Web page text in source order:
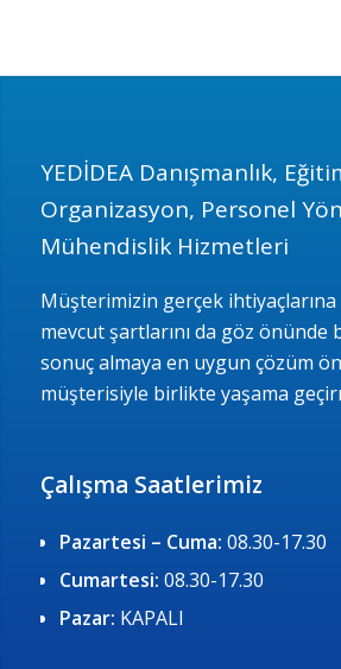
YEDİDEA Danışmanlık,
Organizasyon, Personel
Mühendislik Hizmetleri
Müşterimizin gerçek ihtiyaçlarına
mevcut şartlarını da göz
sonuç almaya en uygun çözüm
müşterisiyle birlikte yaşama
Çalışma Saatlerimiz
Pazartesi – Cuma: 08.30-17.30
Cumartesi: 08.30-17.30
Pazar: KAPALI